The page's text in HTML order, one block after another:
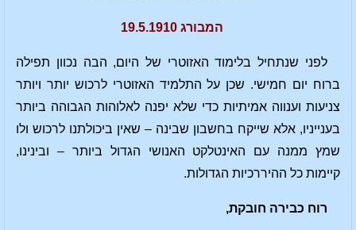
המבורג 19.5.1910
לפני שנתחיל בלימוד האזוטרי של היום, הבה נכוון תפילה
ברוח יום חמישי. שכן על התלמיד האזוטרי לרכוש יותר ויותר
צניעות וענווה אמיתיות כדי שלא יפנה לאלוהות הגבוהה ביותר
בענייניו, אלא שייקח בחשבון שבינה – שאין ביכולתנו לרכוש ולו
שמץ ממנה עם האינטלקט האנושי הגדול ביותר – ובינינו,
קיימות כל ההיררכיות הגדולות.
רוח כבירה חובקת,